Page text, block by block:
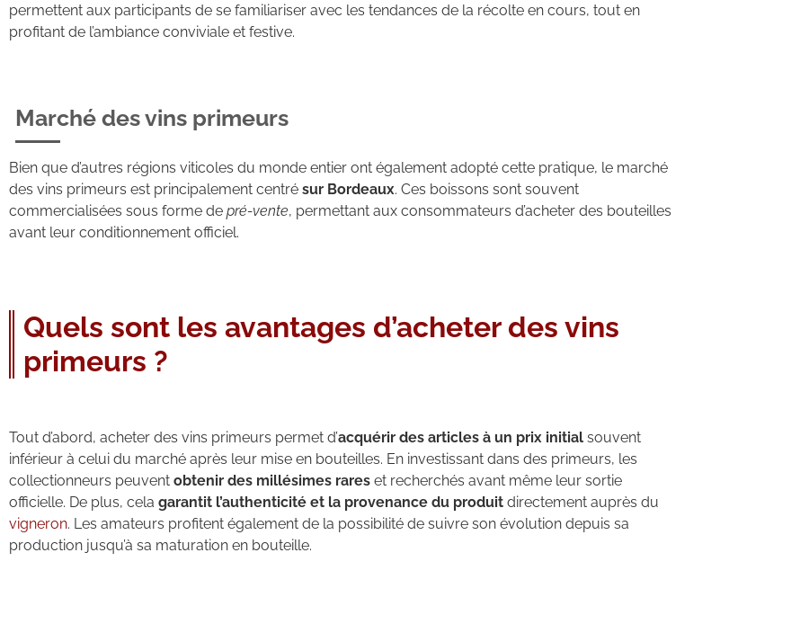
permettent aux participants de se familiariser avec les tendances de la récolte en cours, tout en
profitant de l’ambiance conviviale et festive.
Marché des vins primeurs
Bien que d’autres régions viticoles du monde entier ont également adopté cette pratique, le marché
des vins primeurs est principalement centré sur Bordeaux. Ces boissons sont souvent
commercialisées sous forme de pré-vente, permettant aux consommateurs d’acheter des bouteilles
avant leur conditionnement officiel.
Quels sont les avantages d’acheter des vins
primeurs ?
Tout d’abord, acheter des vins primeurs permet d’acquérir des articles à un prix initial souvent
inférieur à celui du marché après leur mise en bouteilles. En investissant dans des primeurs, les
collectionneurs peuvent obtenir des millésimes rares et recherchés avant même leur sortie
officielle. De plus, cela garantit l’authenticité et la provenance du produit directement auprès du
vigneron. Les amateurs profitent également de la possibilité de suivre son évolution depuis sa
production jusqu’à sa maturation en bouteille.